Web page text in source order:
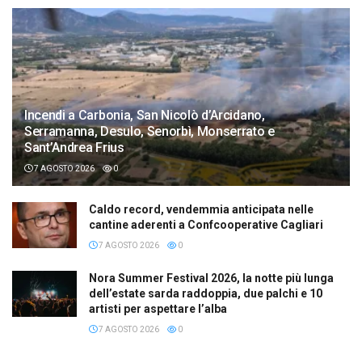
Incendi a Carbonia, San Nicolò d’Arcidano,
Serramanna, Desulo, Senorbì, Monserrato e
Sant’Andrea Frius
7 AGOSTO 2026 0
Caldo record, vendemmia anticipata nelle
cantine aderenti a Confcooperative Cagliari
7 AGOSTO 2026 0
Nora Summer Festival 2026, la notte più lunga
dell’estate sarda raddoppia, due palchi e 10
artisti per aspettare l’alba
7 AGOSTO 2026 0